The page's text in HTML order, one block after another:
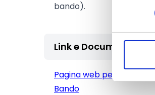
bando).
Link e Documenti
Pagina web per formulari
Bando